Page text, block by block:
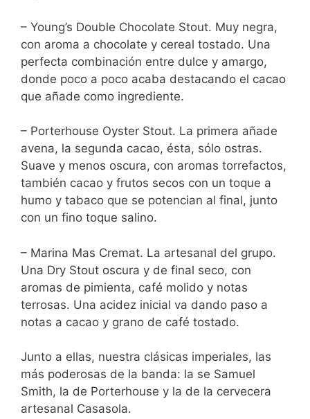
– Young’s Double Chocolate Stout. Muy negra,
con aroma a chocolate y cereal tostado. Una
perfecta combinación entre dulce y amargo,
donde poco a poco acaba destacando el cacao
que añade como ingrediente.
– Porterhouse Oyster Stout. La primera añade
avena, la segunda cacao, ésta, sólo ostras.
Suave y menos oscura, con aromas torrefactos,
también cacao y frutos secos con un toque a
humo y tabaco que se potencian al final, junto
con un fino toque salino.
– Marina Mas Cremat. La artesanal del grupo.
Una Dry Stout oscura y de final seco, con
aromas de pimienta, café molido y notas
terrosas. Una acidez inicial va dando paso a
notas a cacao y grano de café tostado.
Junto a ellas, nuestra clásicas imperiales, las
más poderosas de la banda: la se Samuel
Smith, la de Porterhouse y la de la cervecera
artesanal Casasola.